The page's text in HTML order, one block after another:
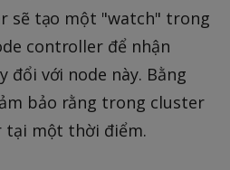
sẽ tạo một "watch" trong
controller để nhận
đổi với node này. Bằng
bảo rằng trong cluster
tại một thời điểm.